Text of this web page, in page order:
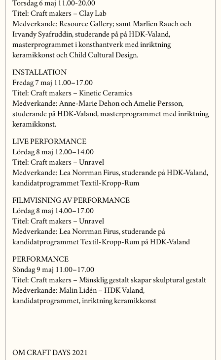
Torsdag 6 maj 11.00-20.00
Titel: Craft makers – Clay Lab
Medverkande: Resource Gallery; samt Marlien Rauch och
Irvandy Syafruddin, studerande på på HDK-Valand,
masterprogrammet i konsthantverk med inriktning
keramikkonst och Child Cultural Design.
INSTALLATION
Fredag 7 maj 11.00–17.00
Titel: Craft makers – Kinetic Ceramics
Medverkande: Anne-Marie Dehon och Amelie Persson,
studerande på HDK-Valand, masterprogrammet med inriktning
keramikkonst.
LIVE PERFORMANCE
Lördag 8 maj 12.00–14.00
Titel: Craft makers – Unravel
Medverkande: Lea Norrman Firus, studerande på HDK-Valand,
kandidatprogrammet Textil-Kropp-Rum
FILMVISNING AV PERFORMANCE
Lördag 8 maj 14.00–17.00
Titel: Craft makers – Unravel
Medverkande: Lea Norrman Firus, studerande på
kandidatprogrammet Textil-Kropp-Rum på HDK-Valand
PERFORMANCE
Söndag 9 maj 11.00–17.00
Titel: Craft makers – Mänsklig gestalt skapar skulptural gestalt
Medverkande: Malin Lidén – HDK Valand,
kandidatprogrammet, inriktning keramikkonst
OM CRAFT DAYS 2021